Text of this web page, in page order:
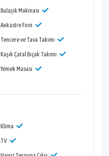
Bulaşık Makinası
Ankastre Fırın
Tencere ve Tava Takımı
Kaşık Çatal Bıçak Takımı
Yemek Masası
Klima
TV